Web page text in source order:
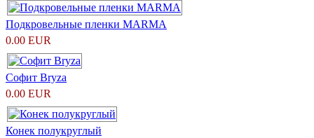
Подкровельные пленки MARMA
0.00 EUR
Софит Bryza
0.00 EUR
Конек полукруглый